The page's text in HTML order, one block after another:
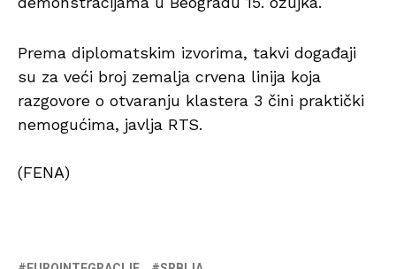
Prema diplomatskim izvorima, takvi događaji
su za veći broj zemalja crvena linija koja
razgovore o otvaranju klastera 3 čini praktički
nemogućima, javlja RTS.
(FENA)